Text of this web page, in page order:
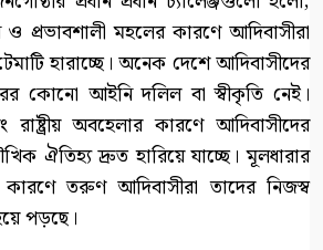
প্রভাবশালী মহলের কারণে আদিবাসীরা
হারাচ্ছে। অনেক দেশে আদিবাসীদের
কোনো আইনি দলিল বা স্বীকৃতি নেই।
অবহেলার কারণে আদিবাসীদের
ঐতিহ্য দ্রুত হারিয়ে যাচ্ছে। মূলধারার
তরুণ আদিবাসীরা তাদের নিজস্ব
পড়ছে।